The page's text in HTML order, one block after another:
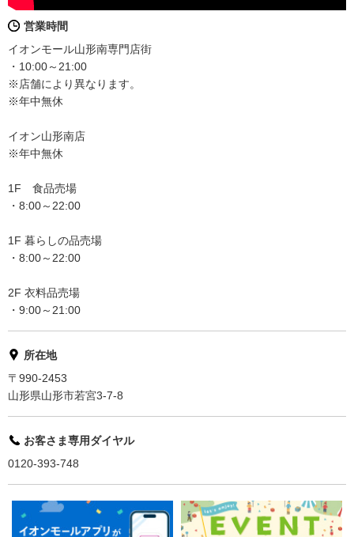
営業時間
イオンモール山形南専門店街
・10:00～21:00
※店舗により異なります。
※年中無休
イオン山形南店
※年中無休
1F 食品売場
・8:00～22:00
1F 暮らしの品売場
・8:00～22:00
2F 衣料品売場
・9:00～21:00
所在地
〒990-2453
山形県山形市若宮3-7-8
お客さま専用ダイヤル
0120-393-748